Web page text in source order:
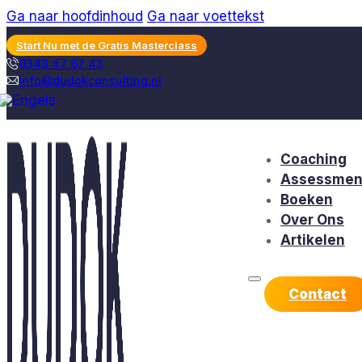
Ga naar hoofdinhoud Ga naar voettekst
Start Nu met de Gratis Masterclass
0343 47 67 43
info@dudokconsulting.nl
Coaching
Boeken
Over Ons
Artikelen
Contact